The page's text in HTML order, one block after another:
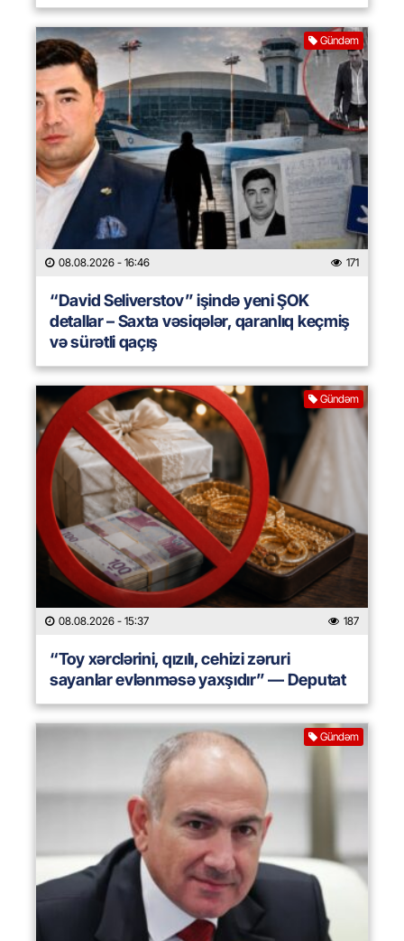
Gündəm
08.08.2026 - 16:46 171
“David Seliverstov” işində yeni ŞOK
detallar – Saxta vəsiqələr, qaranlıq keçmiş
və sürətli qaçış
Gündəm
08.08.2026 - 15:37 187
“Toy xərclərini, qızılı, cehizi zəruri
sayanlar evlənməsə yaxşıdır” — Deputat
Gündəm